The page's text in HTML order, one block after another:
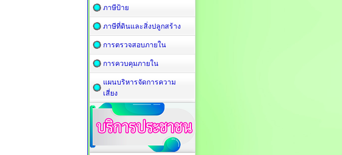
ภาษีป้าย
ภาษีที่ดินและสิ่งปลูกสร้าง
การตรวจสอบภายใน
การควบคุมภายใน
แผนบริหารจัดการความ
เสี่ยง